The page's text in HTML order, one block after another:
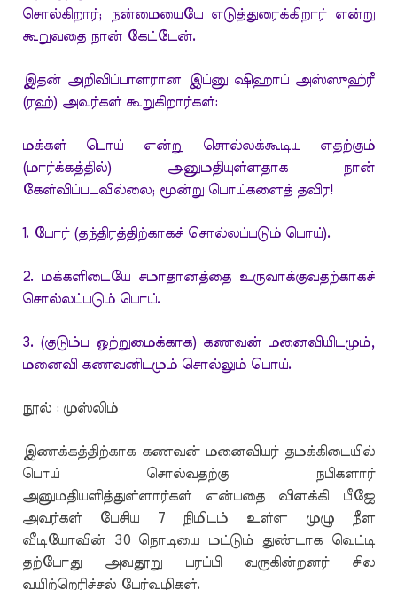
சொல்கிறார்; நன்மையையே எடுத்துரைக்கிறார் என்று
கூறுவதை நான் கேட்டேன்.
இதன் அறிவிப்பாளரான இப்னு ஷிஹாப் அஸ்ஸுஹ்ரீ
(ரஹ்) அவர்கள் கூறுகிறார்கள்:
மக்கள் பொய் என்று சொல்லக்கூடிய எதற்கும்
(மார்க்கத்தில்) அனுமதியுள்ளதாக நான்
கேள்விப்படவில்லை; மூன்று பொய்களைத் தவிர!
1. போர் (தந்திரத்திற்காகச் சொல்லப்படும் பொய்).
2. மக்களிடையே சமாதானத்தை உருவாக்குவதற்காகச்
சொல்லப்படும் பொய்.
3. (குடும்ப ஒற்றுமைக்காக) கணவன் மனைவியிடமும்,
மனைவி கணவனிடமும் சொல்லும் பொய்.
நூல் : முஸ்லிம்
இணக்கத்திற்காக கணவன் மனைவியர் தமக்கிடையில்
பொய் சொல்வதற்கு நபிகளார்
அனுமதியளித்துள்ளார்கள் என்பதை விளக்கி பீஜே
அவர்கள் பேசிய 7 நிமிடம் உள்ள முழு நீள
வீடியோவின் 30 நொடியை மட்டும் துண்டாக வெட்டி
தற்போது அவதூறு பரப்பி வருகின்றனர் சில
வயிற்றெரிச்சல் பேர்வழிகள்.